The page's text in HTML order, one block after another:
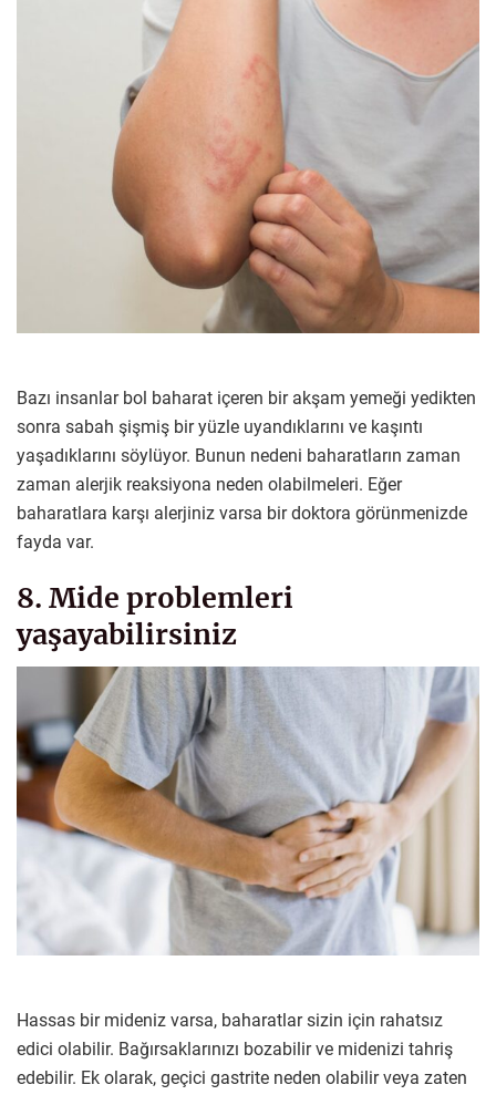
Bazı insanlar bol baharat içeren bir akşam yemeği yedikten
sonra sabah şişmiş bir yüzle uyandıklarını ve kaşıntı
yaşadıklarını söylüyor. Bunun nedeni baharatların zaman
zaman alerjik reaksiyona neden olabilmeleri. Eğer
baharatlara karşı alerjiniz varsa bir doktora görünmenizde
fayda var.
8. Mide problemleri
yaşayabilirsiniz
Hassas bir mideniz varsa, baharatlar sizin için rahatsız
edici olabilir. Bağırsaklarınızı bozabilir ve midenizi tahriş
edebilir. Ek olarak, geçici gastrite neden olabilir veya zaten